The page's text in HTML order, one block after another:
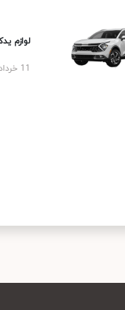
لوازم یدکی